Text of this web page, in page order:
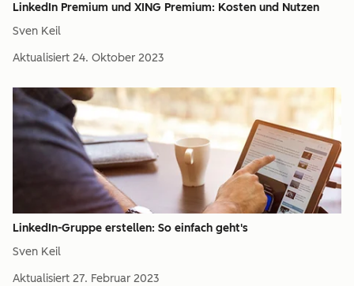
LinkedIn Premium und XING Premium: Kosten und Nutzen
Sven Keil
Aktualisiert 24. Oktober 2023
LinkedIn-Gruppe erstellen: So einfach geht's
Sven Keil
Aktualisiert 27. Februar 2023